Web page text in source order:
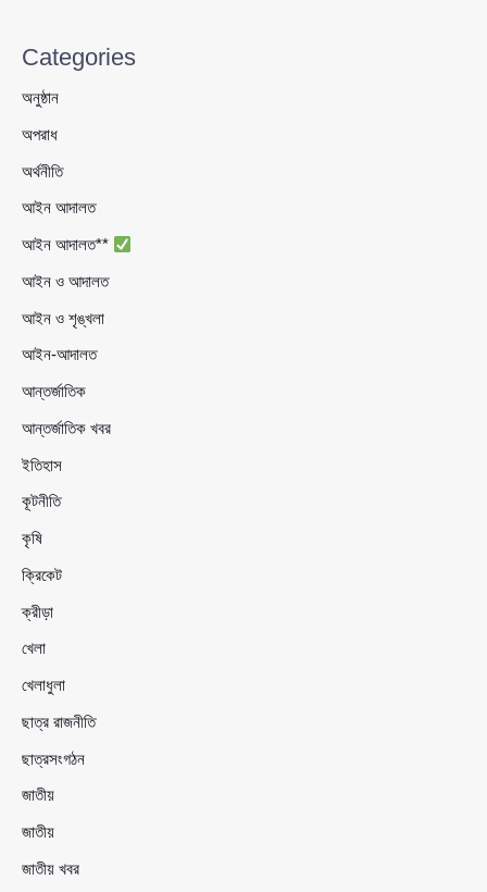
Categories
অনুষ্ঠান
অপরাধ
অর্থনীতি
আইন আদালত
আইন আদালত**
আইন ও আদালত
আইন ও শৃঙ্খলা
আইন-আদালত
আন্তর্জাতিক
আন্তর্জাতিক খবর
ইতিহাস
কূটনীতি
কৃষি
ক্রিকেট
ক্রীড়া
খেলা
খেলাধুলা
ছাত্র রাজনীতি
ছাত্রসংগঠন
জাতীয়
জাতীয়
জাতীয় খবর